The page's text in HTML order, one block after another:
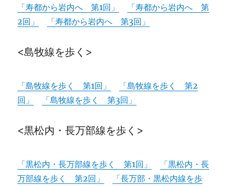
「寿都から岩内へ 第1回」
「寿都から岩内へ 第
2回」
「寿都から岩内へ 第3回」
<島牧線を歩く>
「島牧線を歩く 第1回」
「島牧線を歩く 第2
回」
「島牧線を歩く 第3回」
<黒松内・長万部線を歩く>
「黒松内・長万部線を歩く 第1回」
「黒松内・長
万部線を歩く 第2回」
「長万部・黒松内線を歩